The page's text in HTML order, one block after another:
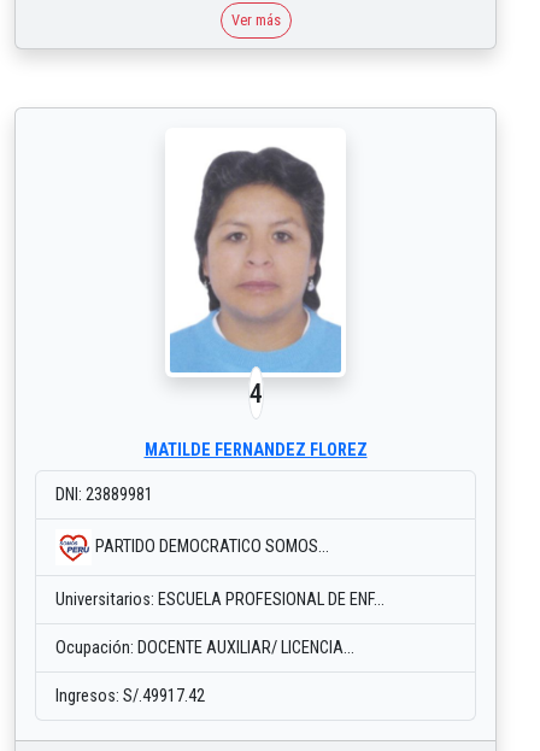
Ver más
4
MATILDE FERNANDEZ FLOREZ
DNI: 23889981
PARTIDO DEMOCRATICO SOMOS...
Universitarios: ESCUELA PROFESIONAL DE ENF...
Ocupación: DOCENTE AUXILIAR/ LICENCIA...
Ingresos: S/.49917.42